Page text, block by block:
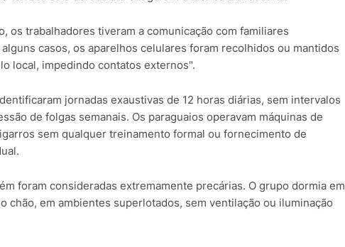
os trabalhadores tiveram a comunicação com familiares
casos, os aparelhos celulares foram recolhidos ou mantidos
local, impedindo contatos externos".
jornadas exaustivas de 12 horas diárias, sem intervalos
de folgas semanais. Os paraguaios operavam máquinas de
sem qualquer treinamento formal ou fornecimento de
foram consideradas extremamente precárias. O grupo dormia em
chão, em ambientes superlotados, sem ventilação ou iluminação